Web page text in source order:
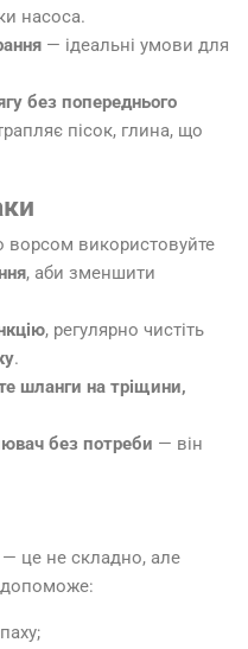
насоса.
— ідеальні умови для
без попереднього
пісок, глина, що
ворсом використовуйте
, аби зменшити
, регулярно чистіть
.
шланги на тріщини,
без потреби — він
це не складно, але